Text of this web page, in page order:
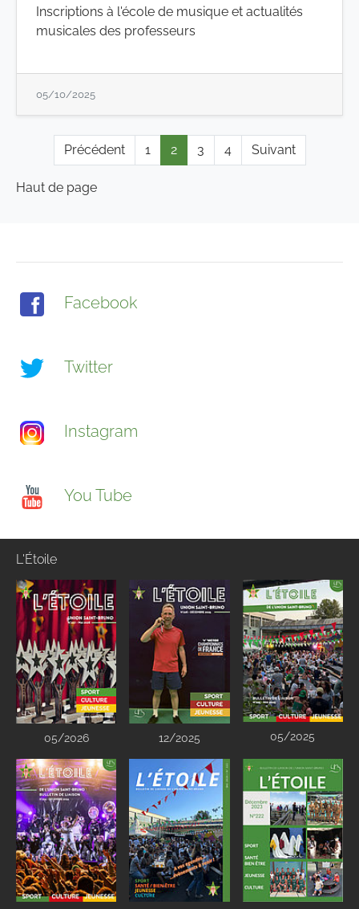
Inscriptions à l'école de musique et actualités
musicales des professeurs
05/10/2025
Précédent 1 2 3 4 Suivant
Haut de page
Facebook
Twitter
Instagram
You Tube
L'Étoile
05/2026 12/2025 05/2025